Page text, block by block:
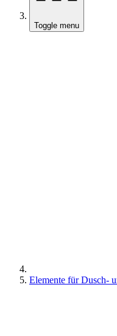
Toggle menu
Elemente für Dusch-